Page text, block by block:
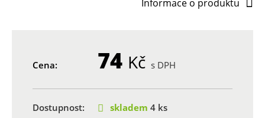
Informace o produktu
Cena: 74 Kč s DPH
Dostupnost: skladem 4 ks